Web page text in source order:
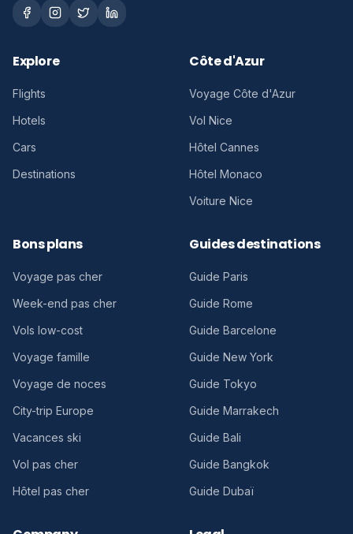
Explore
Flights
Hotels
Cars
Destinations
Côte d'Azur
Voyage Côte d'Azur
Vol Nice
Hôtel Cannes
Hôtel Monaco
Voiture Nice
Bons plans
Voyage pas cher
Week-end pas cher
Vols low-cost
Voyage famille
Voyage de noces
City-trip Europe
Vacances ski
Vol pas cher
Hôtel pas cher
Guides destinations
Guide Paris
Guide Rome
Guide Barcelone
Guide New York
Guide Tokyo
Guide Marrakech
Guide Bali
Guide Bangkok
Guide Dubaï